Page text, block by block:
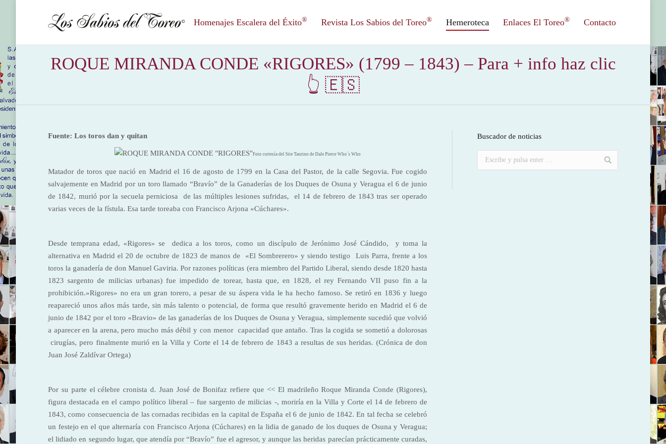
Homenajes Escalera del Éxito® Revista Los Sabios del Toreo® Hemeroteca Enlaces El Toreo® Contacto
ROQUE MIRANDA CONDE «RIGORES» (1799 – 1843) – Para + info haz clic
👆 🇪🇸
Fuente: Los toros dan y quitan
Foto cortesía del Site Taurino de Dale Pierce Who´s Who
Matador de toros que nació en Madrid el 16 de agosto de 1799 en la Casa del Pastor, de la calle Segovia. Fue cogido
salvajemente en Madrid por un toro llamado “Bravío” de la Ganaderías de los Duques de Osuna y Veragua el 6 de junio
de 1842, murió por la secuela perniciosa de las múltiples lesiones sufridas, el 14 de febrero de 1843 tras ser operado
varias veces de la fístula. Esa tarde toreaba con Francisco Arjona «Cúchares».
Desde temprana edad, «Rigores» se dedica a los toros, como un discípulo de Jerónimo José Cándido, y toma la
alternativa en Madrid el 20 de octubre de 1823 de manos de «El Sombrerero» y siendo testigo Luis Parra, frente a los
toros la ganadería de don Manuel Gaviria. Por razones políticas (era miembro del Partido Liberal, siendo desde 1820 hasta
1823 sargento de milicias urbanas) fue impedido de torear, hasta que, en 1828, el rey Fernando VII puso fin a la
prohibición.»Rigores» no era un gran torero, a pesar de su áspera vida le ha hecho famoso. Se retiró en 1836 y luego
reapareció unos años más tarde, sin más talento o potencial, de forma que resultó gravemente herido en Madrid el 6 de
junio de 1842 por el toro «Bravio» de las ganaderías de los Duques de Osuna y Veragua, simplemente sucedió que volvió
a aparecer en la arena, pero mucho más débil y con menor capacidad que antaño. Tras la cogida se sometió a dolorosas
cirugías, pero finalmente murió en la Villa y Corte el 14 de febrero de 1843 a resultas de sus heridas. (Crónica de don
Juan José Zaldívar Ortega)
Por su parte el célebre cronista d. Juan José de Bonifaz refiere que << El madrileño Roque Miranda Conde (Rigores),
figura destacada en el campo político liberal – fue sargento de milicias -, moriría en la Villa y Corte el 14 de febrero de
1843, como consecuencia de las cornadas recibidas en la capital de España el 6 de junio de 1842. En tal fecha se celebró
un festejo en el que alternaría con Francisco Arjona (Cúchares) en la lidia de ganado de los duques de Osuna y Veragua;
el lidiado en segundo lugar, que atendía por “Bravío” fue el agresor, y aunque las heridas parecían prácticamente curadas,
Buscador de noticias